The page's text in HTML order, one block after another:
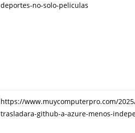
deportes-no-solo-peliculas
https://www.muycomputerpro.com/
trasladara-github-a-azure-menos-